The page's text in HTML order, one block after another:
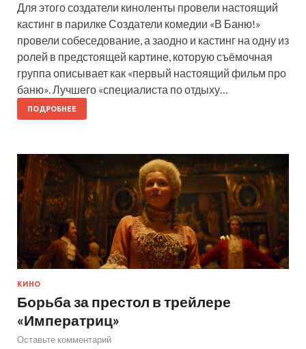
Для этого создатели киноленты провели настоящий
кастинг в парилке Создатели комедии «В Баню!»
провели собеседование, а заодно и кастинг на одну из
ролей в предстоящей картине, которую съёмочная
группа описывает как «первый настоящий фильм про
баню». Лучшего «специалиста по отдыху…
ПОДРОБНЕЕ
КИНО
Борьба за престол в трейлере
«Императриц»
Оставьте комментарий